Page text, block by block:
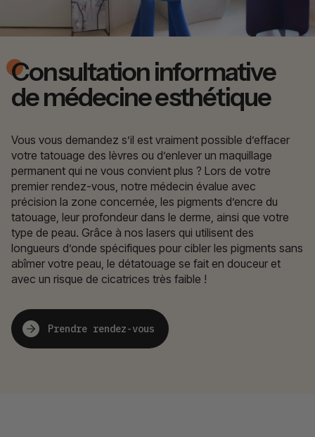
Consultation informative
de médecine esthétique
Vous vous demandez s’il est vraiment possible d’effacer
votre tatouage des lèvres ou d’enlever un maquillage
permanent qui ne vous convient plus ? Lors de votre
premier rendez-vous, notre médecin évalue avec
précision la zone concernée, les pigments d’encre du
tatouage, leur profondeur dans le derme, ainsi que votre
type de peau. Grâce à nos lasers qui utilisent des
longueurs d’onde spécifiques pour cibler les pigments sans
abîmer votre peau, le détatouage se fait en douceur et
avec un risque de cicatrices très faible !
Prendre rendez-vous